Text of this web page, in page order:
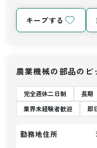
キープする
農業機械の部品のピ
完全週休二日制 長期
業界未経験者歓迎
即
勤務地住所